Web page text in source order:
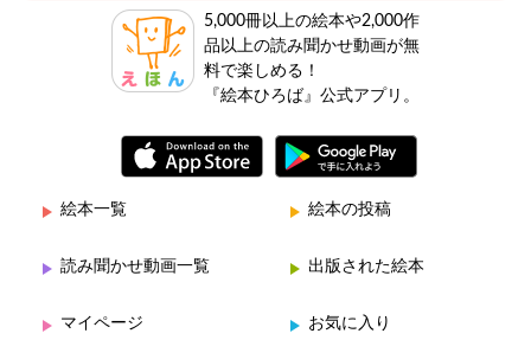
5,000冊以上の絵本や2,000作
品以上の読み聞かせ動画が無
料で楽しめる！
『絵本ひろば』公式アプリ。
絵本一覧 絵本の投稿
読み聞かせ動画一覧 出版された絵本
マイページ お気に入り